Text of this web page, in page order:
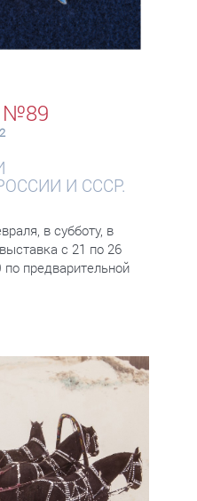
№89
И СССР.
в субботу, в
с 21 по 26
предварительной